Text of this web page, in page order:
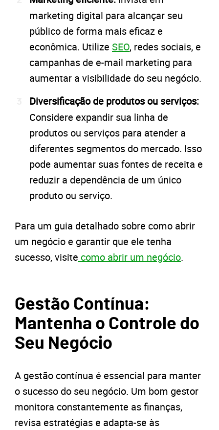
marketing digital para alcançar seu
público de forma mais eficaz e
econômica. Utilize SEO, redes sociais, e
campanhas de e-mail marketing para
aumentar a visibilidade do seu negócio.
Diversificação de produtos ou serviços:
Considere expandir sua linha de
produtos ou serviços para atender a
diferentes segmentos do mercado. Isso
pode aumentar suas fontes de receita e
reduzir a dependência de um único
produto ou serviço.
Para um guia detalhado sobre como abrir
um negócio e garantir que ele tenha
sucesso, visite como abrir um negócio.
Gestão Contínua:
Mantenha o Controle do
Seu Negócio
A gestão contínua é essencial para manter
o sucesso do seu negócio. Um bom gestor
monitora constantemente as finanças,
revisa estratégias e adapta-se às